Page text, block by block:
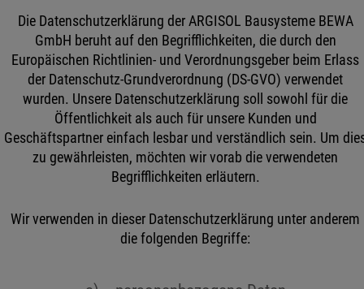
Die Datenschutzerklärung der ARGISOL Bausysteme BEWA
GmbH beruht auf den Begrifflichkeiten, die durch den
Europäischen Richtlinien- und Verordnungsgeber beim Erlass
der Datenschutz-Grundverordnung (DS-GVO) verwendet
wurden. Unsere Datenschutzerklärung soll sowohl für die
Öffentlichkeit als auch für unsere Kunden und
Geschäftspartner einfach lesbar und verständlich sein. Um
zu gewährleisten, möchten wir vorab die verwendeten
Begrifflichkeiten erläutern.
Wir verwenden in dieser Datenschutzerklärung unter anderem
die folgenden Begriffe: